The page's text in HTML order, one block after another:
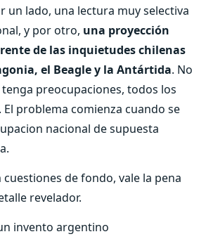
un lado, una lectura muy selectiva
y por otro, una proyección
de las inquietudes chilenas
el Beagle y la Antártida. No
preocupaciones, todos los
El problema comienza cuando se
nacional de supuesta
de fondo, vale la pena
revelador.
invento argentino